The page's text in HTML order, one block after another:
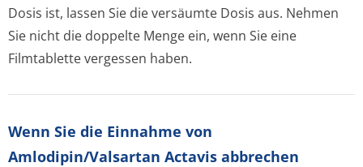
Dosis ist, lassen Sie die versäumte Dosis aus. Nehmen
Sie nicht die doppelte Menge ein, wenn Sie eine
Filmtablette vergessen haben.
Wenn Sie die Einnahme von
Amlodipin/Valsartan Actavis abbrechen